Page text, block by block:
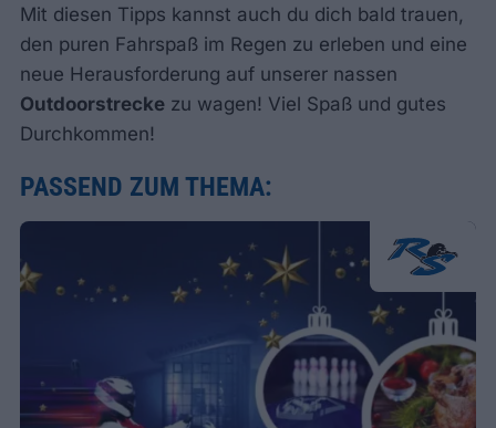
Mit diesen Tipps kannst auch du dich bald trauen,
den puren Fahrspaß im Regen zu erleben und eine
neue Herausforderung auf unserer nassen
Outdoorstreckezu wagen! Viel Spaß und gutes
Durchkommen!
PASSEND ZUM THEMA: